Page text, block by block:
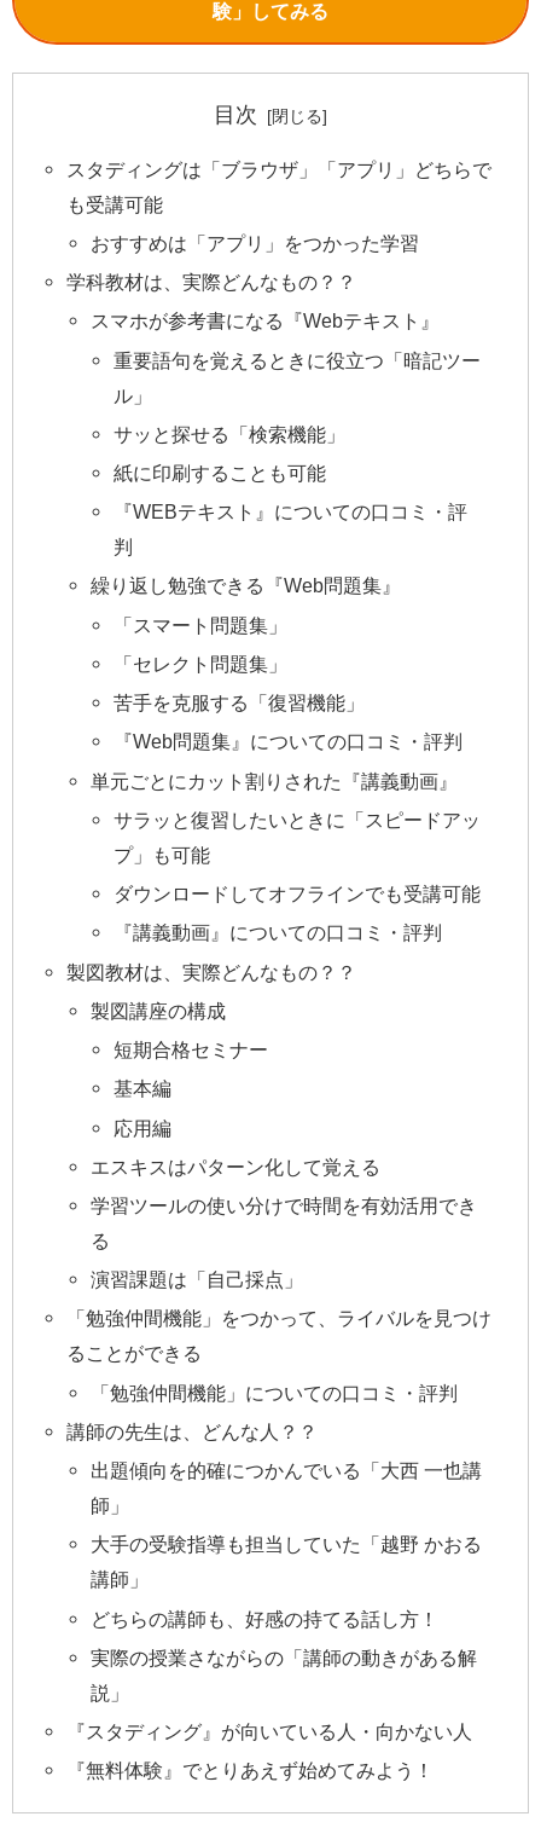
験」してみる
目次
スタディングは「ブラウザ」「アプリ」どちらで
も受講可能
おすすめは「アプリ」をつかった学習
学科教材は、実際どんなもの？？
スマホが参考書になる『Webテキスト』
重要語句を覚えるときに役立つ「暗記ツー
ル」
サッと探せる「検索機能」
紙に印刷することも可能
『WEBテキスト』についての口コミ・評
判
繰り返し勉強できる『Web問題集』
「スマート問題集」
「セレクト問題集」
苦手を克服する「復習機能」
『Web問題集』についての口コミ・評判
単元ごとにカット割りされた『講義動画』
サラッと復習したいときに「スピードアッ
プ」も可能
ダウンロードしてオフラインでも受講可能
『講義動画』についての口コミ・評判
製図教材は、実際どんなもの？？
製図講座の構成
短期合格セミナー
基本編
応用編
エスキスはパターン化して覚える
学習ツールの使い分けで時間を有効活用でき
る
演習課題は「自己採点」
「勉強仲間機能」をつかって、ライバルを見つけ
ることができる
「勉強仲間機能」についての口コミ・評判
講師の先生は、どんな人？？
出題傾向を的確につかんでいる「大西 一也講
師」
大手の受験指導も担当していた「越野 かおる
講師」
どちらの講師も、好感の持てる話し方！
実際の授業さながらの「講師の動きがある解
説」
『スタディング』が向いている人・向かない人
『無料体験』でとりあえず始めてみよう！